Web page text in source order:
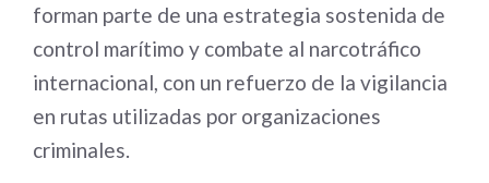
forman parte de una estrategia sostenida de
control marítimo y combate al narcotráfico
internacional, con un refuerzo de la vigilancia
en rutas utilizadas por organizaciones
criminales.